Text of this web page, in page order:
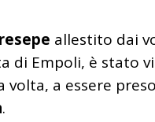
allestito dai
di Empoli, è stato
volta, a essere
.